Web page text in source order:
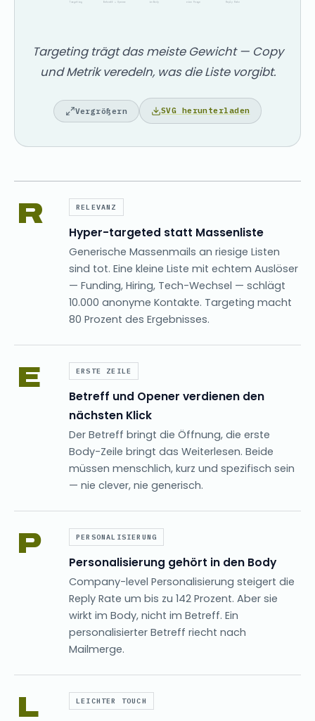
Targeting Betreff + Opener im Body eine Frage Reply Rate
Targeting trägt das meiste Gewicht — Copy
und Metrik veredeln, was die Liste vorgibt.
Vergrößern SVG herunterladen
R RELEVANZ
Hyper-targeted statt Massenliste
Generische Massenmails an riesige Listen
sind tot. Eine kleine Liste mit echtem Auslöser
— Funding, Hiring, Tech-Wechsel — schlägt
10.000 anonyme Kontakte. Targeting macht
80 Prozent des Ergebnisses.
E ERSTE ZEILE
Betreff und Opener verdienen den
nächsten Klick
Der Betreff bringt die Öffnung, die erste
Body-Zeile bringt das Weiterlesen. Beide
müssen menschlich, kurz und spezifisch sein
— nie clever, nie generisch.
P PERSONALISIERUNG
Personalisierung gehört in den Body
Company-level Personalisierung steigert die
Reply Rate um bis zu 142 Prozent. Aber sie
wirkt im Body, nicht im Betreff. Ein
personalisierter Betreff riecht nach
Mailmerge.
L LEICHTER TOUCH